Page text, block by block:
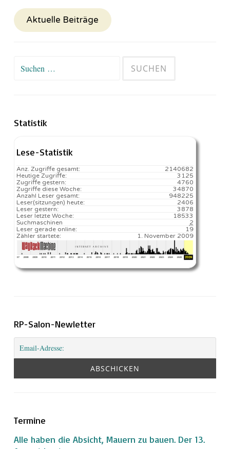
Aktuelle Beiträge
Suchen
Statistik
Lese-Statistik
2140682
Anz. Zugriffe gesamt:
3125
Heutige Zugriffe:
4760
Zugriffe gestern:
34870
Zugriffe diese Woche:
948225
Anzahl Leser gesamt:
2406️
Leser(sitzungen) heute:
3878
Leser gestern:
18533️
Leser letzte Woche:
2
Suchmaschinen
19
Leser gerade online:
1. November 2009
Zähler startete:
RP-Salon-Newletter
Termine
Alle haben die Absicht, Mauern zu bauen. Der 13.